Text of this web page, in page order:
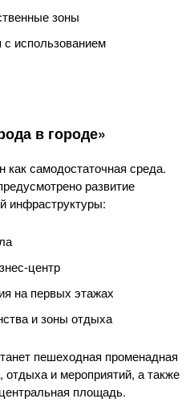
зоны
использованием
в городе»
как самодостаточная среда.
развитие
инфраструктуры:
центр
на первых этажах
и зоны отдыха
пешеходная променадная
и мероприятий, а также
площадь.